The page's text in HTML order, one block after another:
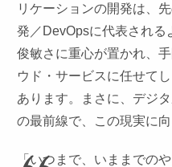
リケーションの開発は、
発／DevOpsに代表され
俊敏さに重心が置かれ、
ウド・サービスに任せて
あります。まさに、デジ
の最前線で、この現実に
「いつまで、いままでの